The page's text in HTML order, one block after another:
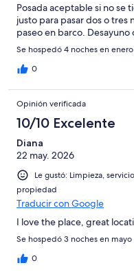
Posada aceptable si no se
justo para pasar dos o tres
paseo en barco. Desayuno
Se hospedó 4 noches en
0
Opinión verificada
10/10 Excelente
Diana
22 may. 2026
Le gustó: Limpieza,
propiedad
Traducir con Google
I love the place, great
Se hospedó 3 noches en
0